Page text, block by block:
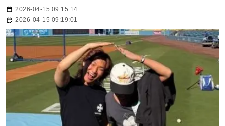
2026-04-15 09:15:14
2026-04-15 09:19:01